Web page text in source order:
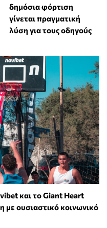
δημόσια φόρτιση
γίνεται πραγματική
λύση για τους οδηγούς
και το Giant Heart
με ουσιαστικό κοινωνικό